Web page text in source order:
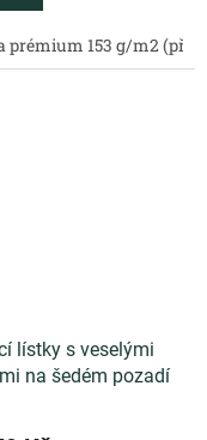
Bavlněný satén 130 g/
prémium 153 g/m2
lístky s veselými
na šedém pozadí